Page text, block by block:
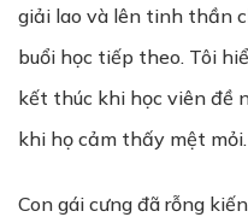
giải lao và lên tinh thần
buổi học tiếp theo. Tôi
kết thúc khi học viên đề
khi họ cảm thấy mệt mỏi.
Con gái cưng đã rỗng